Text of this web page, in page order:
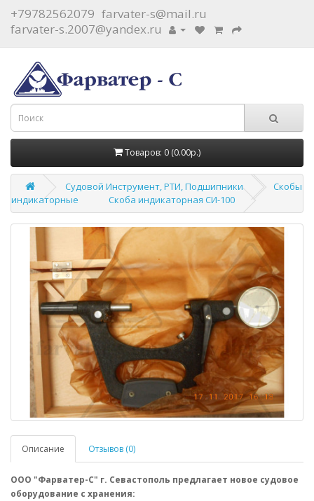
+79782562079 farvater-s@mail.ru
farvater-s.2007@yandex.ru
Товаров: 0 (0.00р.)
Судовой Инструмент, РТИ, Подшипники
Скобы
индикаторные
Скоба индикаторная СИ-100
Описание Отзывов (0)
ООО "Фарватер-С" г. Севастополь предлагает новое судовое
оборудование с хранения: